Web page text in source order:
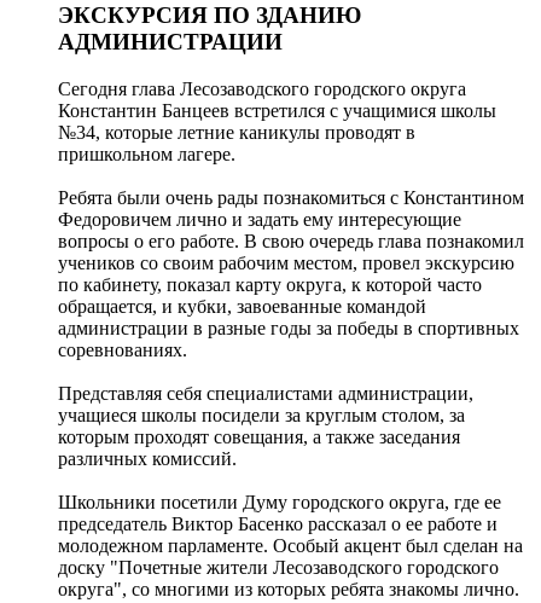
ЭКСКУРСИЯ ПО ЗДАНИЮ
АДМИНИСТРАЦИИ
Сегодня глава Лесозаводского городского округа
Константин Банцеев встретился с учащимися школы
№34, которые летние каникулы проводят в
пришкольном лагере.
Ребята были очень рады познакомиться с Константином
Федоровичем лично и задать ему интересующие
вопросы о его работе. В свою очередь глава познакомил
учеников со своим рабочим местом, провел экскурсию
по кабинету, показал карту округа, к которой часто
обращается, и кубки, завоеванные командой
администрации в разные годы за победы в спортивных
соревнованиях.
Представляя себя специалистами администрации,
учащиеся школы посидели за круглым столом, за
которым проходят совещания, а также заседания
различных комиссий.
Школьники посетили Думу городского округа, где ее
председатель Виктор Басенко рассказал о ее работе и
молодежном парламенте. Особый акцент был сделан на
доску "Почетные жители Лесозаводского городского
округа", со многими из которых ребята знакомы лично.